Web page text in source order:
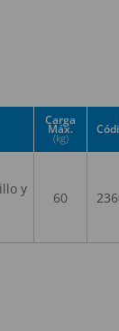
Carga
Máx.
(kg)
y
60